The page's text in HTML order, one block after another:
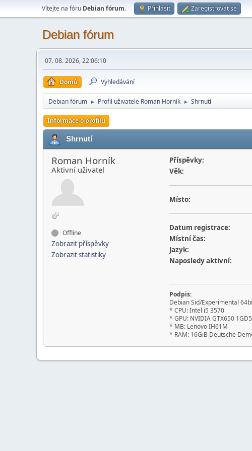
Vítejte na fóru Debian fórum. Přihlásit Zaregistrovat se
Debian fórum
07. 08. 2026, 22:06:10
Domů Vyhledávání
Debian fórum ► Profil uživatele Roman Horník ► Shrnutí
Informace o profilu
Shrnutí
Roman Horník
Aktivní­ uživatel
Offline
Zobrazit příspěvky
Zobrazit statistiky
Příspěvky:
Věk:
Místo:
Datum registrace:
Místní čas:
Jazyk:
Naposledy aktivní:
Podpis:
Debian Sid/Experimental
* CPU: Intel i5 3570
* GPU: NVIDIA GTX650 1GD5
* MB: Lenovo IH61M
* RAM: 16GiB Deutsche